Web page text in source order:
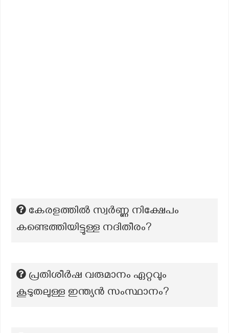
കേരളത്തില്‍ സ്വര്‍ണ്ണ നിക്ഷേപം
കണ്ടെത്തിയിട്ടുള്ള നദിതീരം?
പ്രതിശീർഷ വരുമാനം ഏറ്റവും
കൂടുതലുള്ള ഇന്ത്യൻ സംസ്ഥാനം?